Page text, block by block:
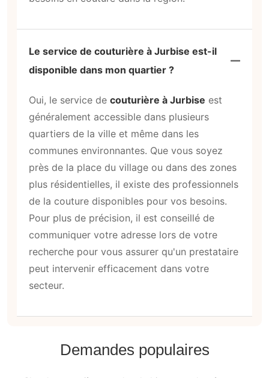
Le service de couturière à Jurbise est-il
disponible dans mon quartier ?
Oui, le service de couturière à Jurbise est
généralement accessible dans plusieurs
quartiers de la ville et même dans les
communes environnantes. Que vous soyez
près de la place du village ou dans des zones
plus résidentielles, il existe des professionnels
de la couture disponibles pour vos besoins.
Pour plus de précision, il est conseillé de
communiquer votre adresse lors de votre
recherche pour vous assurer qu'un prestataire
peut intervenir efficacement dans votre
secteur.
Demandes populaires